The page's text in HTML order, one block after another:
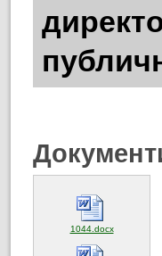
1044.docx(отваря се